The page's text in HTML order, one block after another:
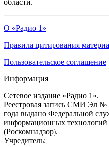
области.
О «Радио 1»
Правила цитирования
Пользовательское соглашение
Информация
Сетевое издание «Радио 1».
Реестровая запись СМИ Эл №
года выдано Федеральной
информационных
(Роскомнадзор).
Учредитель: